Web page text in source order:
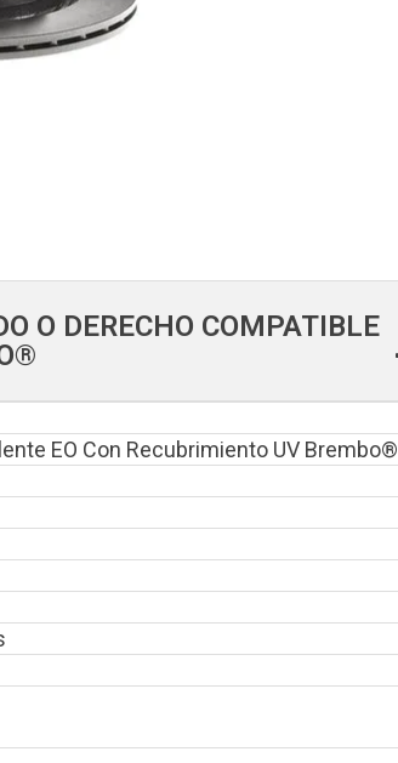
O DERECHO COMPATIBLE
EO Con Recubrimiento UV Brembo®